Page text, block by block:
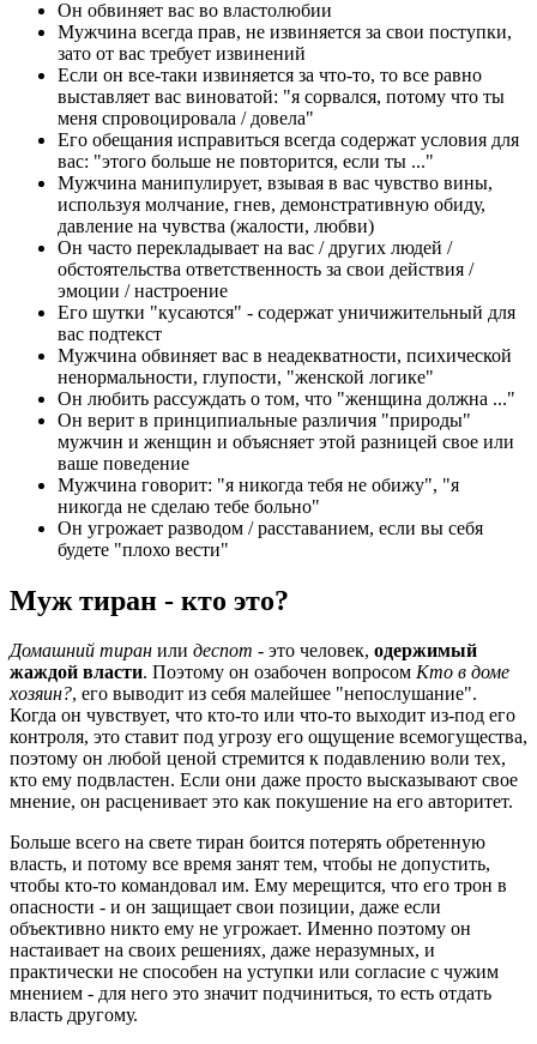
Он обвиняет вас во властолюбии
Мужчина всегда прав, не извиняется за свои поступки,
зато от вас требует извинений
Если он все-таки извиняется за что-то, то все равно
выставляет вас виноватой: "я сорвался, потому что ты
меня спровоцировала / довела"
Его обещания исправиться всегда содержат условия для
вас: "этого больше не повторится, если ты ..."
Мужчина манипулирует, взывая в вас чувство вины,
используя молчание, гнев, демонстративную обиду,
давление на чувства (жалости, любви)
Он часто перекладывает на вас / других людей /
обстоятельства ответственность за свои действия /
эмоции / настроение
Его шутки "кусаются" - содержат уничижительный для
вас подтекст
Мужчина обвиняет вас в неадекватности, психической
ненормальности, глупости, "женской логике"
Он любить рассуждать о том, что "женщина должна ..."
Он верит в принципиальные различия "природы"
мужчин и женщин и объясняет этой разницей свое или
ваше поведение
Мужчина говорит: "я никогда тебя не обижу", "я
никогда не сделаю тебе больно"
Он угрожает разводом / расставанием, если вы себя
будете "плохо вести"
Муж тиран - кто это?
Домашний тиран или деспот - это человек, одержимый
жаждой власти. Поэтому он озабочен вопросом Кто в доме
хозяин?, его выводит из себя малейшее "непослушание".
Когда он чувствует, что кто-то или что-то выходит из-под его
контроля, это ставит под угрозу его ощущение всемогущества,
поэтому он любой ценой стремится к подавлению воли тех,
кто ему подвластен. Если они даже просто высказывают свое
мнение, он расценивает это как покушение на его авторитет.
Больше всего на свете тиран боится потерять обретенную
власть, и потому все время занят тем, чтобы не допустить,
чтобы кто-то командовал им. Ему мерещится, что его трон в
опасности - и он защищает свои позиции, даже если
объективно никто ему не угрожает. Именно поэтому он
настаивает на своих решениях, даже неразумных, и
практически не способен на уступки или согласие с чужим
мнением - для него это значит подчиниться, то есть отдать
власть другому.